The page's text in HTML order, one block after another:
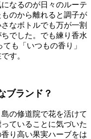
なるのが日々のルーテ
のから離れると調子が
なボトルでも万が一割
でした。でも練り香水
も「いつもの香り」
す。
ブランド？
の修道院で花を活けて
ていることに気づいた
り高い果実ハーブをは